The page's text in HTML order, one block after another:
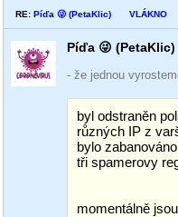
RE: Píďa 😜 (PetaKlic) VLÁKNO
Píďa 😜 (PetaKlic)
- že jednou
byl odstraněn
různých IP z
bylo
tři spamerovy
momentálně